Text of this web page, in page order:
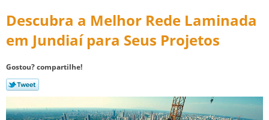
Descubra a Melhor Rede Laminada
em Jundiaí para Seus Projetos
Gostou? compartilhe!